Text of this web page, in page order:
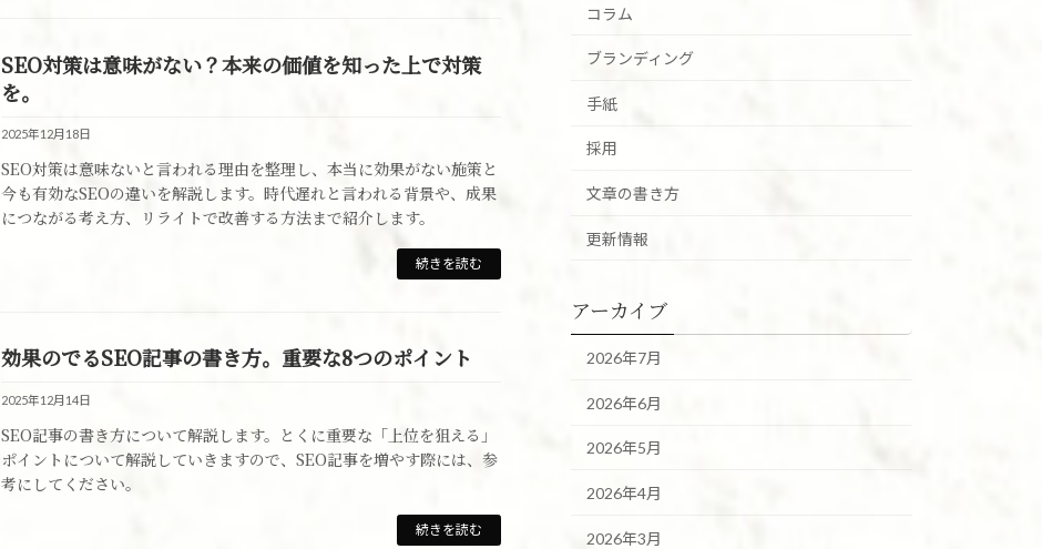
SEO対策は意味がない？本来の価値を知った上で対策
を。
2025年12月18日
SEO対策は意味ないと言われる理由を整理し、本当に効果がない施策と
今も有効なSEOの違いを解説します。時代遅れと言われる背景や、成果
につながる考え方、リライトで改善する方法まで紹介します。
続きを読む
効果のでるSEO記事の書き方。重要な8つのポイント
2025年12月14日
SEO記事の書き方について解説します。とくに重要な「上位を狙える」
ポイントについて解説していきますので、SEO記事を増やす際には、参
考にしてください。
続きを読む
コラム
ブランディング
手紙
採用
文章の書き方
更新情報
アーカイブ
2026年7月
2026年6月
2026年5月
2026年4月
2026年3月